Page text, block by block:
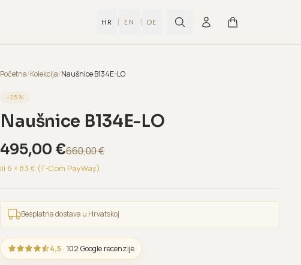
HR | EN | DE
Početna/Kolekcija/Naušnice B134E-LO
−25%
Naušnice B134E-LO
495,00 €660,00€
ili 6 × 83 € (T-Com PayWay)
Besplatna dostava u Hrvatskoj
4,5 · 102 Google recenzije